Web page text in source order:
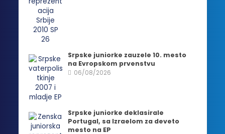
Srpske juniorke zauzele 10. mesto
na Evropskom prvenstvu
06/08/2026
Srpske juniorke deklasirale
Portugal, sa Izraelom za deveto
mesto na EP